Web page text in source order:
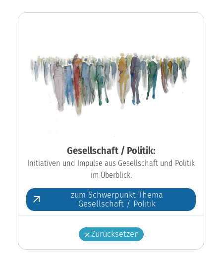
Gesellschaft / Politik:
Initiativen und Impulse aus Gesellschaft und Politik
im Überblick.
zum Schwerpunkt-Thema
Gesellschaft / Politik
Zurücksetzen